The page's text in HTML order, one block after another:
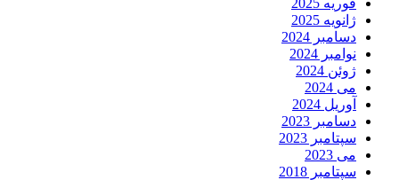
ژانویه 2025
دسامبر 2024
نوامبر 2024
ژوئن 2024
می 2024
آوریل 2024
دسامبر 2023
سپتامبر 2023
می 2023
سپتامبر 2018